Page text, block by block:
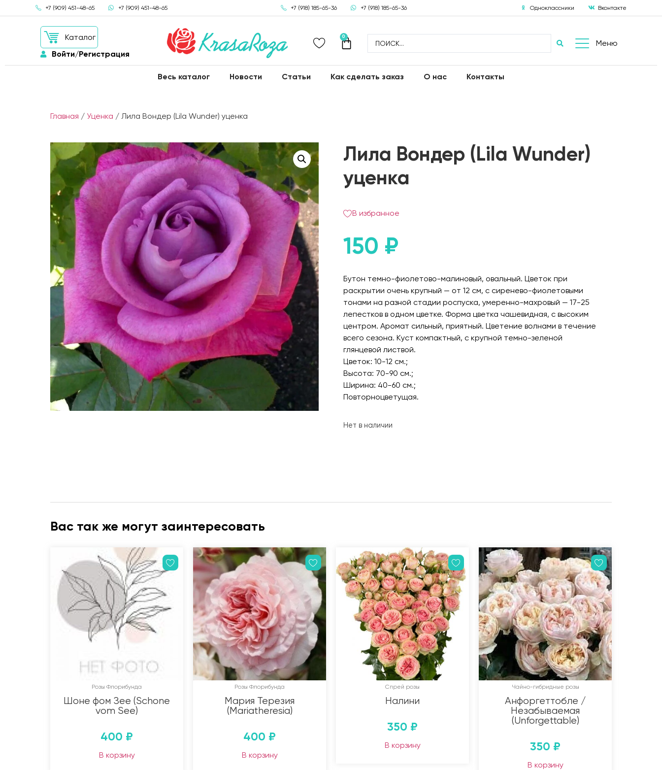
+7 (909) 451-48-65 +7 (909) 451-48-65 +7 (918) 185-65-36 +7 (918) 185-65-36 Одноклассники Вконтакте
Каталог
Войти/Регистрация
0
Меню
Весь каталог Новости Статьи Как сделать заказ О нас Контакты
Главная / Уценка / Лила Вондер (Lila Wunder) уценка
Лила Вондер (Lila Wunder)
уценка
В избранное
150 ₽
Бутон темно-фиолетово-малиновый, овальный. Цветок при
раскрытии очень крупный — от 12 см, с сиренево-фиолетовыми
тонами на разной стадии роспуска, умеренно-махровый — 17-25
лепестков в одном цветке. Форма цветка чашевидная, с высоким
центром. Аромат сильный, приятный. Цветение волнами в течение
всего сезона. Куст компактный, с крупной темно-зеленой
глянцевой листвой.
Цветок: 10-12 см.;
Высота: 70-90 см.;
Ширина: 40-60 см.;
Повторноцветущая.
Нет в наличии
Вас так же могут заинтересовать
Розы Флорибунда
Шоне фом Зее (Schone
vom See)
400 ₽
В корзину
Розы Флорибунда
Мария Терезия
(Mariatheresia)
400 ₽
В корзину
Спрей розы
Налини
350 ₽
В корзину
Чайно-гибридные розы
Анфоргеттобле /
Незабываемая
(Unforgettable)
350 ₽
В корзину